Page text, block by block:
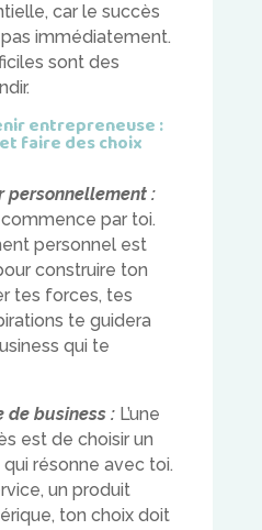
car le succès
immédiatement.
sont des
entrepreneuse :
faire des choix
personnellement :
commence par toi.
personnel est
construire ton
tes forces, tes
te guidera
qui te
de business : L’une
est de choisir un
résonne avec toi.
un produit
ton choix doit